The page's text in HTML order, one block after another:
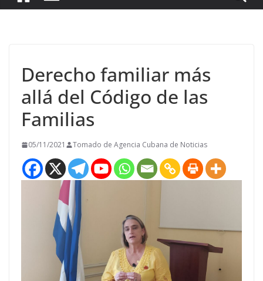
Derecho familiar más
allá del Código de las
Familias
05/11/2021 Tomado de Agencia Cubana de Noticias